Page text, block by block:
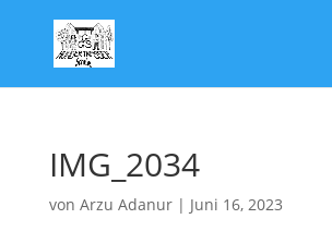
IMG_2034
von Arzu Adanur| Juni 16, 2023